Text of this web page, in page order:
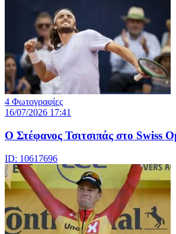
4 Φωτογραφίες
16/07/2026 17:41
Ο Στέφανος Τσιτσιπάς στο Swiss
ID: 10617696